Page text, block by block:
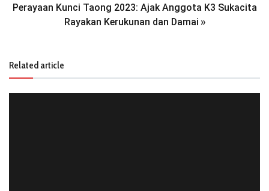
Perayaan Kunci Taong 2023: Ajak Anggota K3 Sukacita
Rayakan Kerukunan dan Damai »
Related article